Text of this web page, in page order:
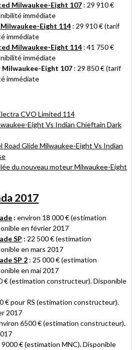
Milwaukee-Eight 107 : 29 910 €
immédiate
Eight 114 : 29 910 € (tarif
immédiate
Milwaukee-Eight 114 : 41 750 €
immédiate
Eight 107 : 29 850 € (tarif
immédiate
CVO Limited 114
Eight Vs Indian Chieftain Dark
Road Glide Milwaukee-Eight Vs Indian
du nouveau moteur Milwaukee-Eight
2017
: environ 18 000 € (estimation
en février 2017
SP : 22 500 € (estimation
en mars 2017
SP 2 : 25 000 € (estimation
en mai 2017
€(estimation constructeur). Disponible
€ pour RS (estimation constructeur).
2017
6500 € (estimation constructeur).
€(estimation MNC).Disponible